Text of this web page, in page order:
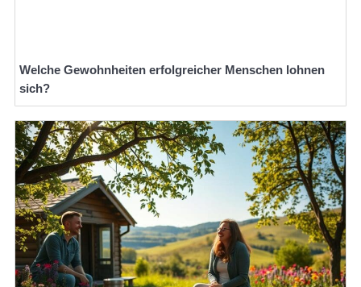
Welche Gewohnheiten erfolgreicher Menschen lohnen
sich?